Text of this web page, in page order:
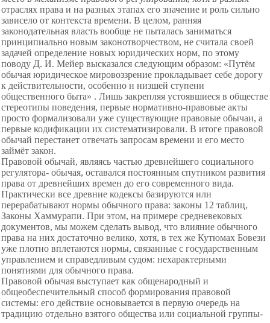
отраслях права и на разных этапах его значение и роль сильно
зависело от контекста времени. В целом, ранняя
законодательная власть вообще не пыталась заниматься
принципиально новым законотворчеством, не считала своей
задачей определение новых юридических норм, по этому
поводу Д. И. Мейер высказался следующим образом: «Путём
обычая юридическое мировоззрение прокладывает себе дорогу
к действительности, особенно н низшей ступени
общественного быта» . Лишь закрепляя устоявшиеся в обществе
стереотипы поведения, первые нормативно-правовые акты
просто формализовали уже существующие правовые обычаи, а
первые кодификации их систематизировали. В итоге правовой
обычай перестанет отвечать запросам времени и его место
займёт закон.
Правовой обычай, являясь частью древнейшего социального
регулятора- обычая, оставался постоянным спутником развития
права от древнейших времен до его современного вида.
Практически все древние кодексы базируются или
перерабатывают нормы обычного права: законы 12 таблиц,
Законы Хаммурапи. При этом, на примере средневековых
документов, мы можем сделать вывод, что влияние обычного
права на них достаточно велико, хотя, в тех же Кутюмах Бовези
уже плотно вплетаются нормы, связанные с государственным
управлением и справедливым судом: нехарактерными
понятиями для обычного права.
Правовой обычая выступает как общенародный и
общеобеспечительный способ формирования правовой
системы: его действие основывается в первую очередь на
традицию отдельно взятого общества или социальной группы-